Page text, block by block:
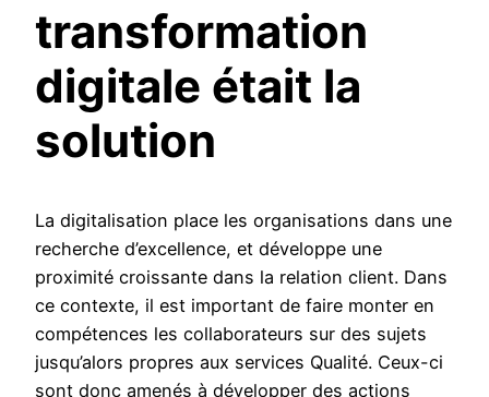
transformation
digitale était la
solution
La digitalisation place les organisations dans une
recherche d’excellence, et développe une
proximité croissante dans la relation client. Dans
ce contexte, il est important de faire monter en
compétences les collaborateurs sur des sujets
jusqu’alors propres aux services Qualité. Ceux-ci
sont donc amenés à développer des actions